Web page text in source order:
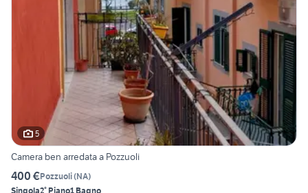
5
Camera ben arredata a Pozzuoli
400 €Pozzuoli(NA)
Singola2° Piano1 Bagno